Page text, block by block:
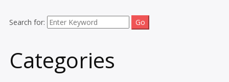
Search for:
Categories